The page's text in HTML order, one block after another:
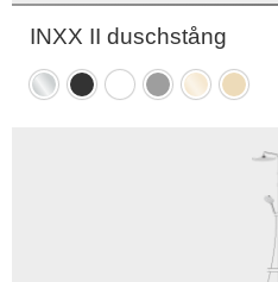
INXX II duschstång
KromMattsvart
MattvitMattgråPoleradBorstad